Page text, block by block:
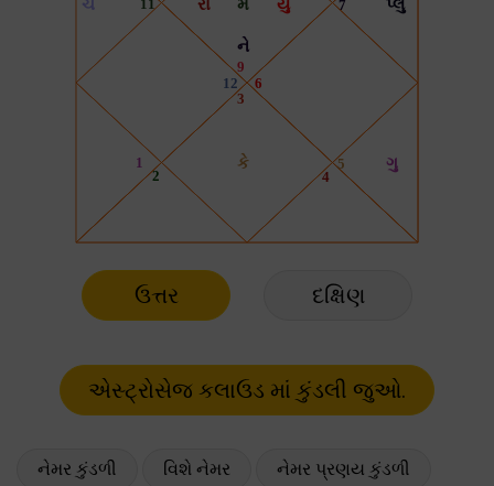
ઉત્તર દક્ષિણ
નેમર કુંડળી વિશે નેમર નેમર પ્રણય કુંડળી